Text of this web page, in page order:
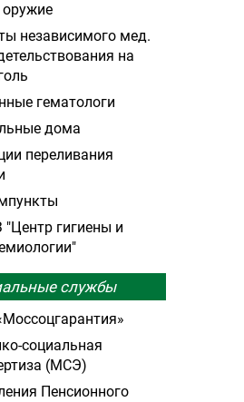
оружие
независимого мед.
на
гематологи
дома
переливания
гигиены и
службы
социальная
(МСЭ)
Пенсионного